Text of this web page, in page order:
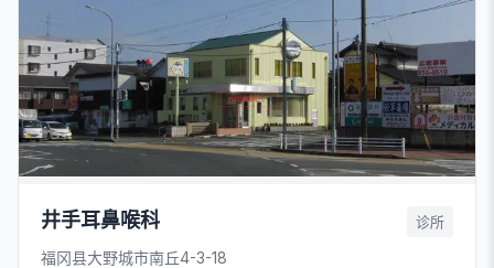
井手耳鼻喉科 诊所
福冈县大野城市南丘4-3-18